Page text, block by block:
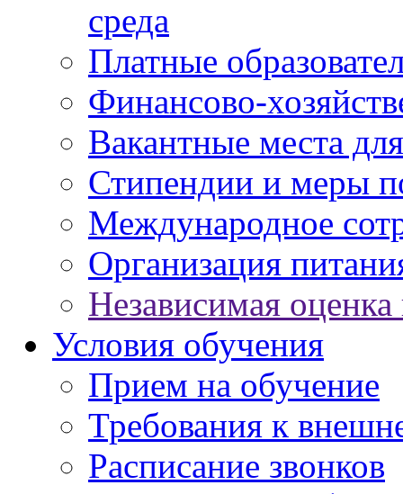
среда
Платные
Финансово-
Вакантные места
Стипендии и меры
Международное
Организация
Независимая оценка
Условия обучения
Прием на обучение
Требования к
Расписание звонков